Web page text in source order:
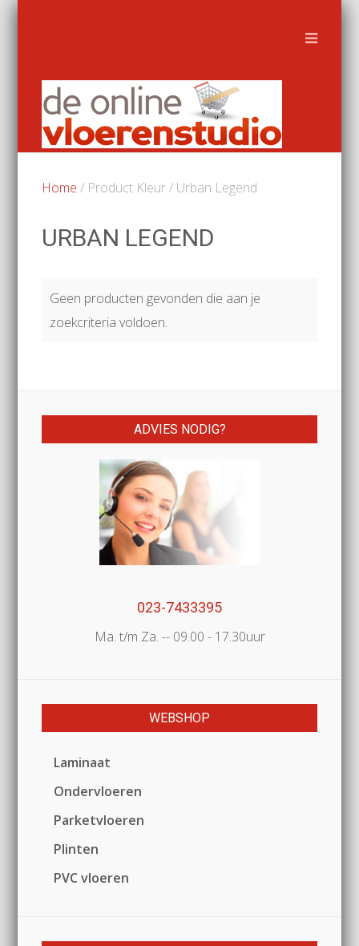
Home / Product Kleur / Urban Legend
URBAN LEGEND
Geen producten gevonden die aan je
zoekcriteria voldoen.
ADVIES NODIG?
023-7433395
Ma. t/m Za. -- 09.00 - 17.30uur
WEBSHOP
Laminaat
Ondervloeren
Parketvloeren
Plinten
PVC vloeren